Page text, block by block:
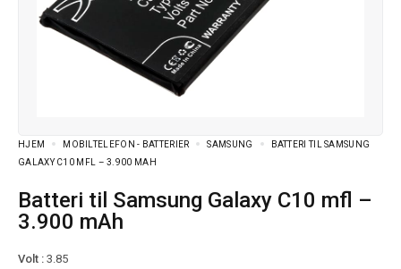
HJEM MOBILTELEFON - BATTERIER SAMSUNG
BATTERI TIL SAMSUNG
GALAXY C10 MFL – 3.900 MAH
Batteri til Samsung Galaxy C10 mfl –
3.900 mAh
Volt : 3.85